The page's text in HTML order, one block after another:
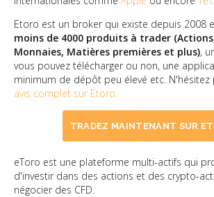
Etoro est un broker qui existe depuis 2008
moins de 4000 produits à trader
Monnaies, Matières premières et plus),
vous pouvez télécharger ou non, une
minimum de dépôt peu élevé etc. N'hésitez
avis complet sur Etoro.
TRADEZ MAINTENANT SUR
eToro est une plateforme multi-actifs qui
d'investir dans des actions et des crypto-
négocier des CFD.